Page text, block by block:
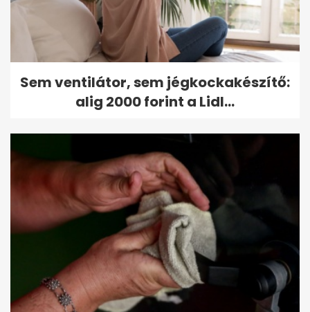
Sem ventilátor, sem jégkockakészítő:
alig 2000 forint a Lidl...